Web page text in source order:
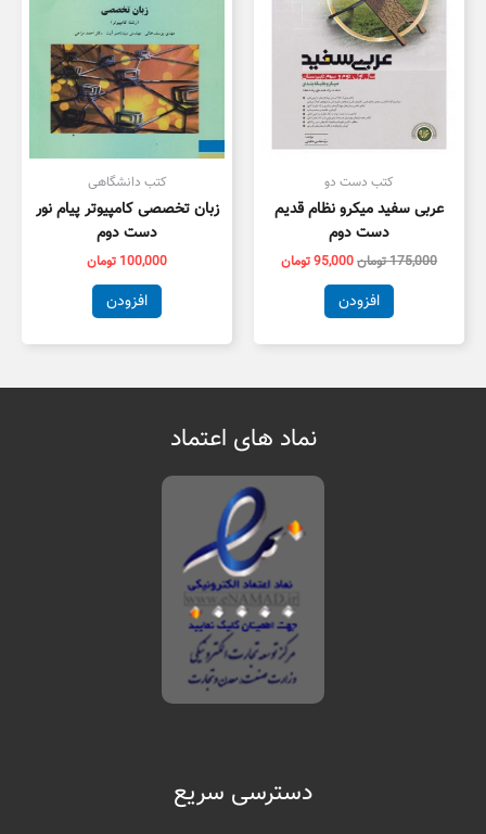
کتب دست دو
عربی سفید میکرو نظام قدیم
دست دوم
175,000تومان95,000تومان
افزودن
کتب دانشگاهی
زبان تخصصی کامپیوتر پیام نور
دست دوم
100,000 تومان
افزودن
نماد های اعتماد
دسترسی سریع